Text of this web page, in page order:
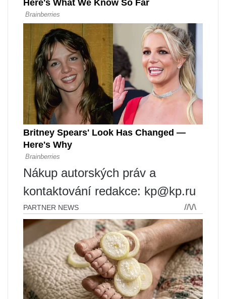
Nákup autorských práv a
kontaktování redakce: kp@kp.ru